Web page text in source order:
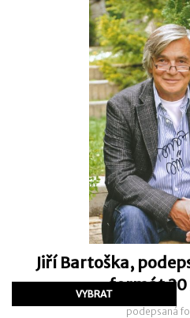
Jiří Bartoška,
formát 30
podepsaná